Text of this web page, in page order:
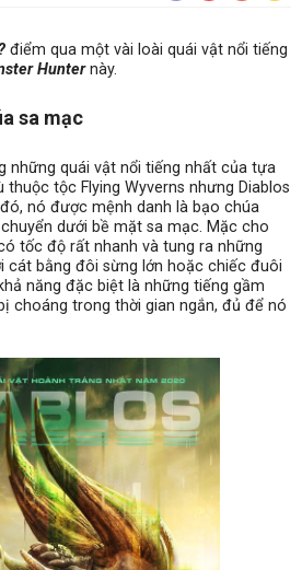
điểm qua một vài loài quái vật nổi tiếng
Hunternày.
sa mạc
những quái vật nổi tiếng nhất của tựa
thuộc tộc Flying Wyverns nhưng Diablos
nó được mệnh danh là bạo chúa
dưới bề mặt sa mạc. Mặc cho
tốc độ rất nhanh và tung ra những
cát bằng đôi sừng lớn hoặc chiếc đuôi
năng đặc biệt là những tiếng gầm
choáng trong thời gian ngắn, đủ để nó